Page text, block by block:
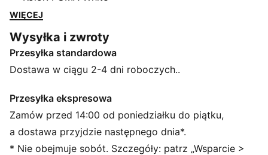
i wyszywane logo CAT przypadną do gustu
tylko na boisku.
SZCZEGÓŁY
Luźny krój
Standardowa długość
Sportowy wygląd
Krótkie rękawy
Charakterystyczne detale marki PUMA
WIĘCEJ
Wysyłka i zwroty
Przesyłka standardowa
Dostawa w ciągu 2-4 dni roboczych..
Przesyłka ekspresowa
Zamów przed 14:00 od poniedziałku do piątku,
a dostawa przyjdzie następnego dnia*.
* Nie obejmuje sobót. Szczegóły: patrz „Wsparcie >